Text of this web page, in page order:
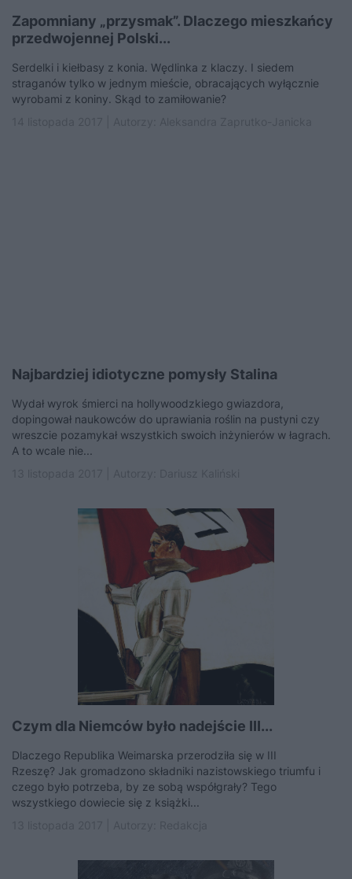
Zapomniany „przysmak”. Dlaczego mieszkańcy
przedwojennej Polski...
Serdelki i kiełbasy z konia. Wędlinka z klaczy. I siedem
straganów tylko w jednym mieście, obracających wyłącznie
wyrobami z koniny. Skąd to zamiłowanie?
Najbardziej idiotyczne pomysły Stalina
Wydał wyrok śmierci na hollywoodzkiego gwiazdora,
dopingował naukowców do uprawiania roślin na pustyni czy
wreszcie pozamykał wszystkich swoich inżynierów w łagrach.
A to wcale nie...
Czym dla Niemców było nadejście III...
Dlaczego Republika Weimarska przerodziła się w III
Rzeszę? Jak gromadzono składniki nazistowskiego triumfu i
czego było potrzeba, by ze sobą współgrały? Tego
wszystkiego dowiecie się z książki...